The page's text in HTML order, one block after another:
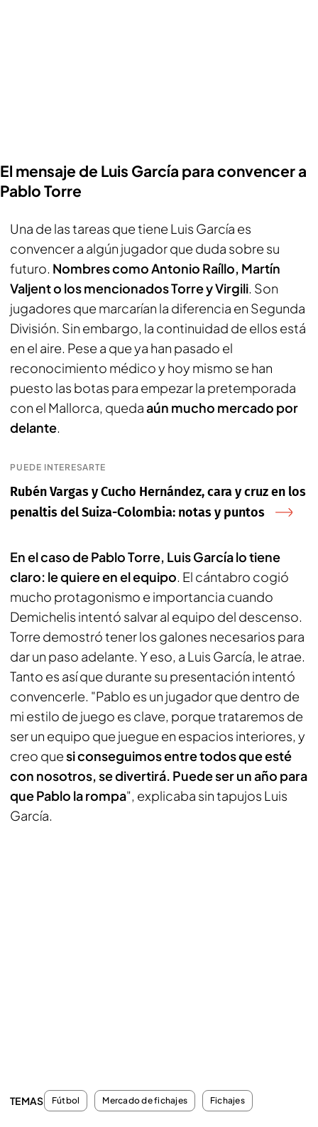
El mensaje de Luis García para convencer a
Pablo Torre
Una de las tareas que tiene Luis García es
convencer a algún jugador que duda sobre su
futuro. Nombres como Antonio Raíllo, Martín
Valjent o los mencionados Torre y Virgili. Son
jugadores que marcarían la diferencia en Segunda
División. Sin embargo, la continuidad de ellos está
en el aire. Pese a que ya han pasado el
reconocimiento médico y hoy mismo se han
puesto las botas para empezar la pretemporada
con el Mallorca, quedaaún mucho mercado por
delante.
PUEDE INTERESARTE
Rubén Vargas y Cucho Hernández, cara y cruz en los
penaltis del Suiza-Colombia: notas y puntos
En el caso de Pablo Torre, Luis García lo tiene
claro: le quiere en el equipo. El cántabro cogió
mucho protagonismo e importancia cuando
Demichelis intentó salvar al equipo del descenso.
Torre demostró tener los galones necesarios para
dar un paso adelante. Y eso, a Luis García, le atrae.
Tanto es así que durante su presentación intentó
convencerle. "Pablo es un jugador que dentro de
mi estilo de juego es clave, porque trataremos de
ser un equipo que juegue en espacios interiores, y
creo quesi conseguimos entre todos que esté
con nosotros, se divertirá. Puede ser un año para
que Pablo la rompa", explicaba sin tapujos Luis
García.
TEMAS Fútbol Mercado de fichajes Fichajes